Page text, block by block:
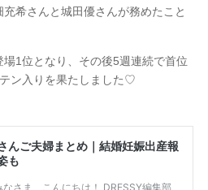
希さんと城田優さんが務めたこと
1位となり、その後5週連続で首位
ン入りを果たしました♡